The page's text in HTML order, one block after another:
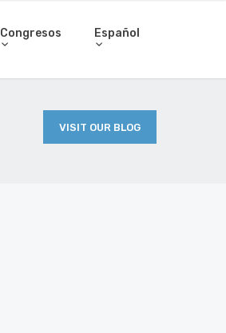
Congresos Español
VISIT OUR BLOG